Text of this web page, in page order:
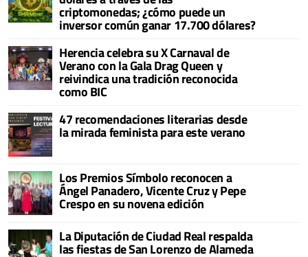
criptomonedas; ¿cómo puede un
inversor común ganar 17.700 dólares?
Herencia celebra su X Carnaval de
Verano con la Gala Drag Queen y
reivindica una tradición reconocida
como BIC
47 recomendaciones literarias desde
la mirada feminista para este verano
Los Premios Símbolo reconocen a
Ángel Panadero, Vicente Cruz y Pepe
Crespo en su novena edición
La Diputación de Ciudad Real respalda
las fiestas de San Lorenzo de Alameda